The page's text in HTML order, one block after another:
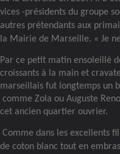
vices -présidents du groupe
autres prétendants aux
la Mairie de Marseille. « Je
Par ce petit matin ensoleillé
croissants à la main et
marseillais fut longtemps un
comme Zola ou Auguste
cet ancien quartier ouvrier.
Comme dans les excellents
de coton blanc tout en